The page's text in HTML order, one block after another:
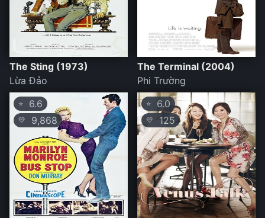
The Sting (1973)
Lừa Đảo
The Terminal (2004)
Phi Trường
⭐ 6.6
💛 9,868
⭐ 6.0
💛 125